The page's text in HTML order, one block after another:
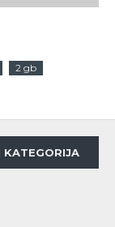
2 gb
KATEGORIJA